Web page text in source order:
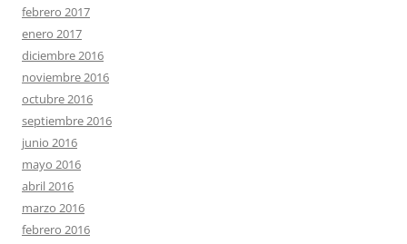
febrero 2017
enero 2017
diciembre 2016
noviembre 2016
octubre 2016
septiembre 2016
junio 2016
mayo 2016
abril 2016
marzo 2016
febrero 2016